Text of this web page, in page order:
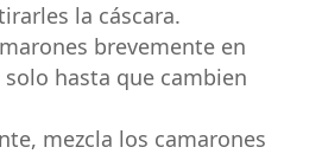
la cáscara.
brevemente en
hasta que cambien
mezcla los camarones